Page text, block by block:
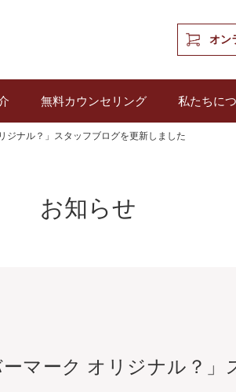
オン
無料カウンセリング 私たちに
ジナル？」スタッフブログを更新しました
お知らせ
マーク オリジナル？」